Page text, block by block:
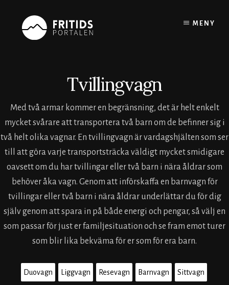
content
MENY
Tvillingvagn
Med två armar kommer en begränsning, det är helt enkelt
mycket svårare att transportera två barn om de befinner sig i
två helt olika vagnar. En tvillingvagn är vardagshjälten som ser
till att göra varje transportsträcka väldigt mycket smidigare
oavsett om du har tvillingar eller två barn i nära åldrar som
behöver åka vagn. Genom att införskaffa en barnvagn för
tvillingar eller två barn i nära åldrar underlättar du för dig
själv genom att spara in på både energi och pengar, så välj en
som passar för just er familjesituation och se fram emot turer
som blir lika bekväma för er som för era barn.
Duovagn Liggvagn Resevagn Barnvagn Sittvagn